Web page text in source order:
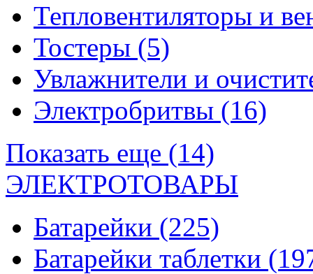
Тепловентиляторы и
Тостеры (5)
Увлажнители и
Электробритвы (16)
Показать еще (14)
ЭЛЕКТРОТОВАРЫ
Батарейки (225)
Батарейки таблетки